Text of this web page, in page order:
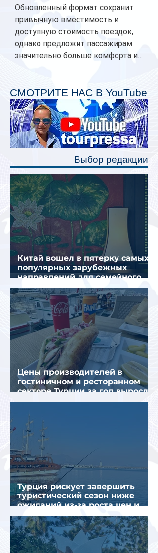
Обновленный формат сохранит
привычную вместимость и
доступную стоимость поездок,
однако предложит пассажирам
значительно больше комфорта и
планируется начать в 2027 году.
Одним из главных нововведений
станут индивидуальные шторки у
каждого спального места. Они
позволят пассажирам закрыть свою
полку во время сна или отдыха,
СМОТРИТЕ НАС В YouTube
Выбор редакции
Китай вошел в пятерку самых
популярных зарубежных
направлений для семейного
отдыха летом
Цены производителей в
гостиничном и ресторанном
секторе Турции за год выросли
почти на 32%
Турция рискует завершить
туристический сезон ниже
ожиданий из-за роста цен и
снижения спроса